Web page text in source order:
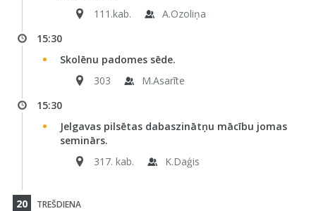
111.kab.
A.Ozoliņa
15:30
Skolēnu padomes sēde.
303
M.Asarīte
15:30
Jelgavas pilsētas dabaszinātņu mācību jomas
seminārs.
317. kab.
K.Daģis
20 TREŠDIENA